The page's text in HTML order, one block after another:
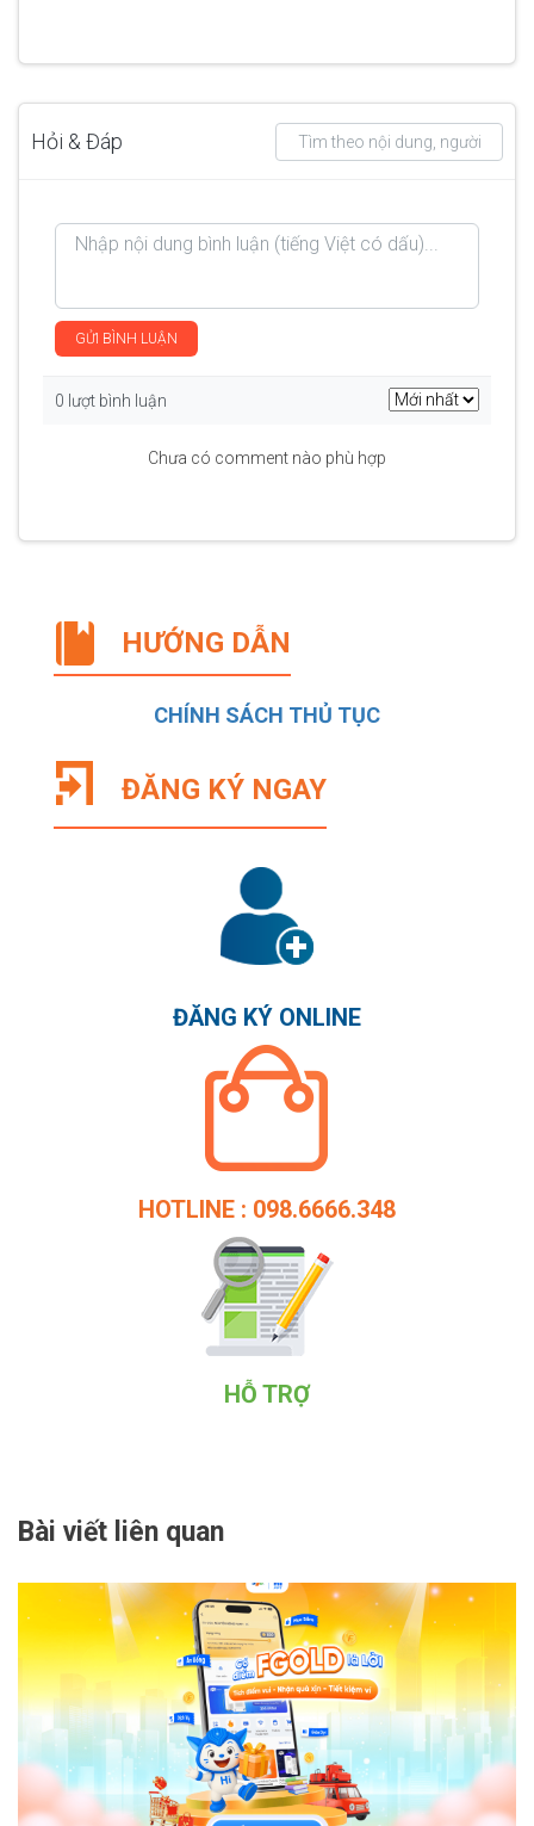
Hỏi & Đáp
GỬI BÌNH LUẬN
0 lượt bình luận
Chưa có comment nào phù hợp
HƯỚNG DẪN
CHÍNH SÁCH THỦ TỤC
ĐĂNG KÝ NGAY
ĐĂNG KÝ ONLINE
HOTLINE : 098.6666.348
HỖ TRỢ
Bài viết liên quan